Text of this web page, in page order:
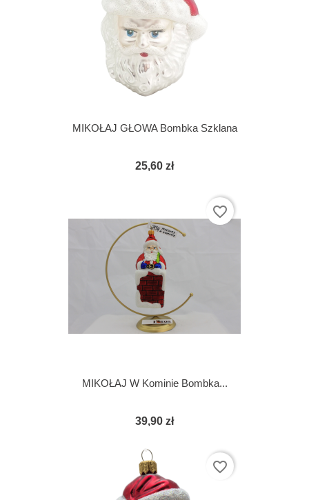
MIKOŁAJ GŁOWA Bombka Szklana
25,60 zł
MIKOŁAJ W Kominie Bombka...
39,90 zł
favorite_border
favorite_border